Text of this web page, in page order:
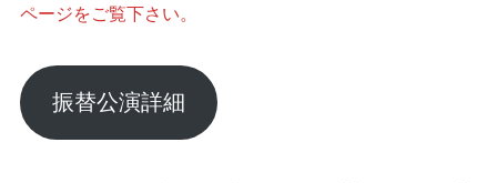
ページをご覧下さい。
振替公演詳細